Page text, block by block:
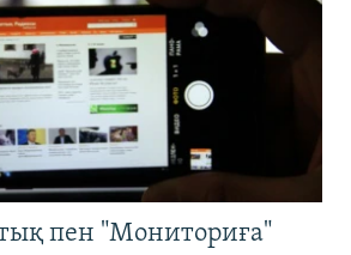
пен "Мониториға"